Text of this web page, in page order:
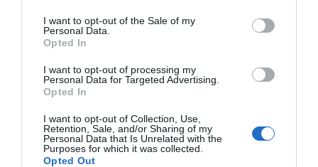
I want to opt-out of the Sale of my
Personal Data.
Opted In
I want to opt-out of processing my
Personal Data for Targeted Advertising.
Opted In
I want to opt-out of Collection, Use,
Retention, Sale, and/or Sharing of my
Personal Data that Is Unrelated with the
Purposes for which it was collected.
Opted Out